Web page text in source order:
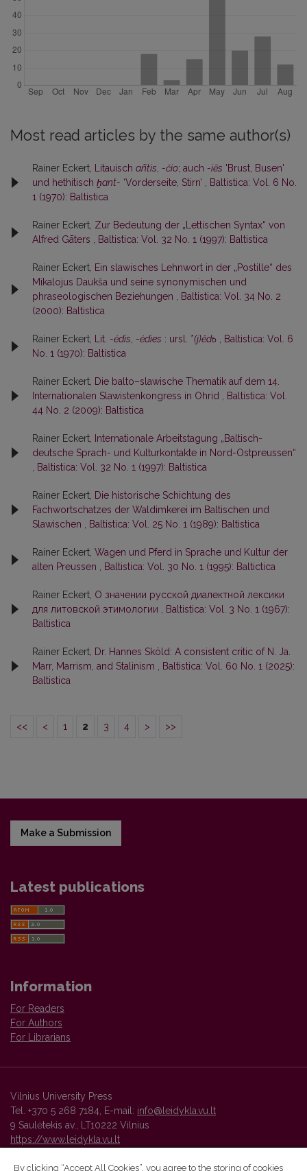
Most read articles by the same author(s)
Rainer Eckert, Litauisch añtis -čio; auch -iẽs 'Brust, Busen'
und hethitisch ḫant- ‘Vorderseite, Stirn’
Baltistica: Vol. 6 No.
1 (1970): Baltistica
Rainer Eckert, Zur Bedeutung der „Lettischen Syntax“ von
Alfred Gāters
Baltistica: Vol. 32 No. 1 (1997): Baltistica
Rainer Eckert, Ein slawisches Lehnwort in der „Postille“ des
Mikalojus Daukša und seine synonymischen und
phraseologischen Beziehungen
Baltistica: Vol. 34 No. 2
(2000): Baltistica
Rainer Eckert, Lit. -ėdis -ėdies : ursl. *(j)ědь
Baltistica: Vol. 6
No. 1 (1970): Baltistica
Rainer Eckert, Die balto–slawische Thematik auf dem 14.
Internationalen Slawistenkongress in Ohrid
Baltistica: Vol.
44 No. 2 (2009): Baltistica
Rainer Eckert,
Internationale Arbeitstagung „Baltisch-
deutsche Sprach- und Kulturkontakte in Nord-Ostpreussen“
Baltistica: Vol. 32 No. 1 (1997): Baltistica
Rainer Eckert, Die historische Schichtung des
Fachwortschatzes der Waldimkerei im Baltischen und
Slawischen
Baltistica: Vol. 25 No. 1 (1989): Baltistica
Rainer Eckert, Wagen und Pferd in Sprache und Kultur der
alten Preussen
Baltistica: Vol. 30 No. 1 (1995): Baltictica
Rainer Eckert, О значении русской диалектной лексики
для литовской этимологии
Baltistica: Vol. 3 No. 1 (1967):
Baltistica
Rainer Eckert, Dr. Hannes Sköld: A consistent critic of N. Ja.
Marr, Marrism, and Stalinism
Baltistica: Vol. 60 No. 1 (2025):
Baltistica
<< < 1 2 3 4 > >>
Make a Submission
Latest publications
Information
For Readers
For Authors
For Librarians
Vilnius University Press
Tel. +370 5 268 7184, E-mail: info@leidykla.vu.lt
9 Saulėtekis av., LT10222 Vilnius
https://www.leidykla.vu.lt
By clicking “Accept All Cookies”, you agree to the storing of cookies